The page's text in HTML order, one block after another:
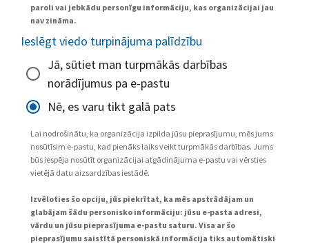
paroli vai jebkādu personīgu informāciju, kas organizācijai jau
nav zināma.
Ieslēgt viedo turpinājuma palīdzību
Jā, sūtiet man turpmākās darbības
norādījumus pa e-pastu
Nē, es varu tikt galā pats
Lai nodrošinātu, ka organizācija izpilda jūsu pieprasījumu, mēs jums
nosūtīsim e-pastu, kad pienāks laiks veikt turpmākās darbības. Jums
būs iespēja nosūtīt organizācijai atgādinājuma e-pastu vai vērsties
vietējā datu aizsardzības iestādē.
Izvēloties šo opciju, jūs piekrītat, ka mēs apstrādājam un
glabājam šādu personisko informāciju: jūsu e-pasta adresi,
vārdu un jūsu pieprasījuma e-pastu saturu. Visa ar šo
pieprasījumu saistītā personiskā informācija tiks automātiski